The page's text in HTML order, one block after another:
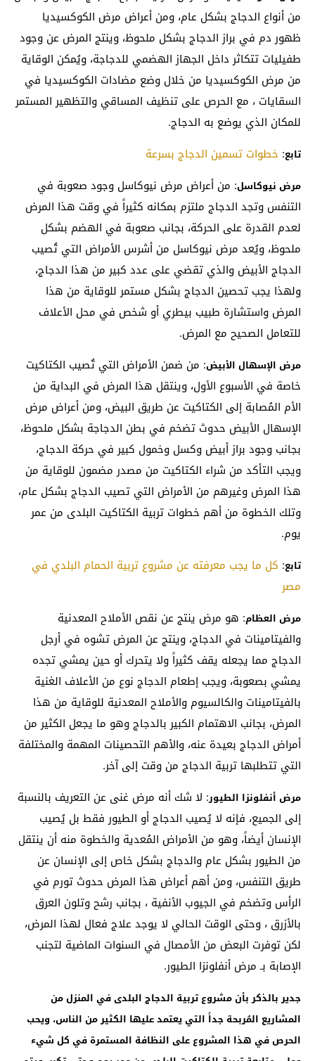
من أنواع الدجاج بشكل عام، ومن أعراض مرض الكوكسيديا
ظهور دم في براز الدجاج بشكل ملحوظ، وينتج المرض عن وجود
طفيليات تتكاثر داخل الجهاز الهضمي للدجاجة، ويُمكن الوقاية
من مرض الكوكسيديا من خلال وضع مضادات الكوكسيديا في
السقايات ، مع الحرص على تنظيف المساقي والتظهير المستمر
للمكان الذي يوضع به الدجاج.
تابع: خطوات تسمين الدجاج بسرعة
مرض نيوكاسل: من أعراض مرض نيوكاسل وجود صعوبة في
التنفس وتجد الدجاج ملتزم بمكانه كثيراً في وقت هذا المرض
لعدم القدرة على الحركة، بجانب صعوبة في الهضم بشكل
ملحوظ، ويُعد مرض نيوكاسل من أشرس الأمراض التي تُصيب
الدجاج الأبيض والذي تقضي على عدد كبير من هذا الدجاج،
ولهذا يجب تحصين الدجاج بشكل مستمر للوقاية من هذا
المرض واستشارة طبيب بيطري أو شخص في محل الأعلاف
للتعامل الصحيح مع المرض.
مرض الإسهال الأبيض: من ضمن الأمراض التي تُصيب الكتاكيت
خاصة في الأسبوع الأول، وينتقل هذا المرض في البداية من
الأم المُصابة إلى الكتاكيت عن طريق البيض، ومن أعراض مرض
الإسهال الأبيض حدوث تضخم في بطن الدجاجة بشكل ملحوظ،
بجانب وجود براز أبيض وكسل وخمول كبير في حركة الدجاج،
ويجب التأكد من شراء الكتاكيت من مصدر مضمون للوقاية من
هذا المرض وغيرهم من الأمراض التي تصيب الدجاج بشكل عام،
وتلك الخطوة من أهم خطوات تربية الكتاكيت البلدى من عمر
يوم.
تابع: كل ما يجب معرفته عن مشروع تربية الحمام البلدي في
مصر
مرض العظام: هو مرض ينتج عن نقص الأملاح المعدنية
والفيتامينات في الدجاج، وينتج عن المرض تشوه في أرجل
الدجاج مما يجعله يقف كثيراً ولا يتحرك أو حين يمشي تجده
يمشي بصعوبة، ويجب إطعام الدجاج نوع من الأعلاف الغنية
بالفيتامينات والكالسيوم والأملاح المعدنية للوقاية من هذا
المرض، بجانب الاهتمام الكبير بالدجاج وهو ما يجعل الكثير من
أمراض الدجاج بعيدة عنه، والأهم التحصينات المهمة والمختلفة
التي تتطلبها تربية الدجاج من وقت إلى آخر.
مرض أنفلونزا الطيور: لا شك أنه مرض غنى عن التعريف بالنسبة
إلى الجميع، فإنه لا يُصيب الدجاج أو الطيور فقط بل يُصيب
الإنسان أيضاً، وهو من الأمراض المُعدية والخطوة منه أن ينتقل
من الطيور بشكل عام والدجاج بشكل خاص إلى الإنسان عن
طريق التنفس، ومن أهم أعراض هذا المرض حدوث تورم في
الرأس وتضخم في الجيوب الأنفية ، بجانب رشح وتلون العرق
بالأزرق ، وحتى الوقت الحالي لا يوجد علاج فعال لهذا المرض،
لكن توفرت البعض من الأمصال في السنوات الماضية لتجنب
الإصابة بـ مرض أنفلونزا الطيور.
جدير بالذكر بأن مشروع تربية الدجاج البلدى في المنزل من
المشاريع المُربحة جداً التي يعتمد عليها الكثير من الناس، ويحب
الحرص في هذا المشروع على النظافة المستمرة في كل شيء